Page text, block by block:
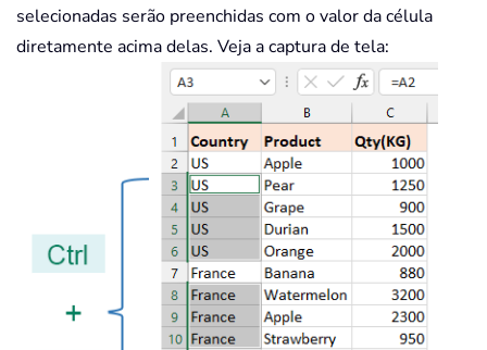
selecionadas serão preenchidas com o valor da célula
diretamente acima delas. Veja a captura de tela: